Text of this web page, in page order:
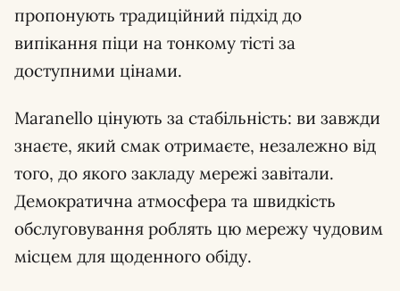
пропонують традиційний підхід до
випікання піци на тонкому тісті за
доступними цінами.
Maranello цінують за стабільність: ви завжди
знаєте, який смак отримаєте, незалежно від
того, до якого закладу мережі завітали.
Демократична атмосфера та швидкість
обслуговування роблять цю мережу чудовим
місцем для щоденного обіду.